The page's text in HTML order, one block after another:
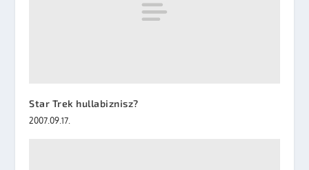
Star Trek hullabiznisz?
2007.09.17.